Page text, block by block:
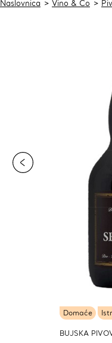
Naslovnica Vino & Co
Domaće
BUJSKA